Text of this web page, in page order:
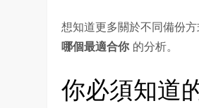
想知道更多關於不同備份
哪個最適合你的分析。
你必須知道